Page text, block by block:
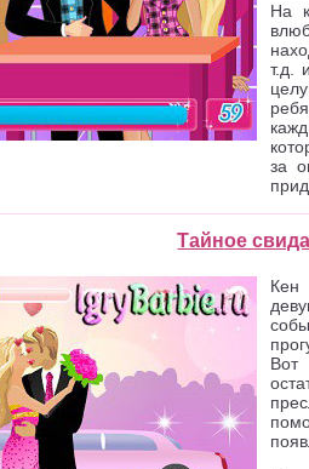
На
т.д.
за
Тайное
Кен
Вот